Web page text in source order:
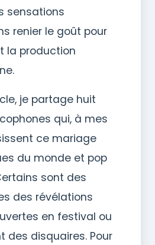
sensations
renier le goût pour
la production
je partage huit
qui, à mes
ce mariage
du monde et pop
sont des
des révélations
en festival ou
des disquaires. Pour